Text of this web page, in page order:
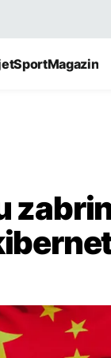
SportMagazin